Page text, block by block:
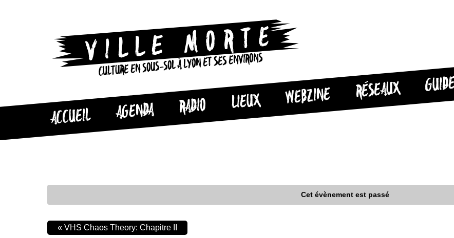
CULTURE EN SOUS-SOL À LYON ET SES ENVIRONS
ACCUEIL AGENDA RADIO LIEUX WEBZINE RÉSEAUX GUIDE
Cet évènement est passé
« VHS Chaos Theory: Chapitre II